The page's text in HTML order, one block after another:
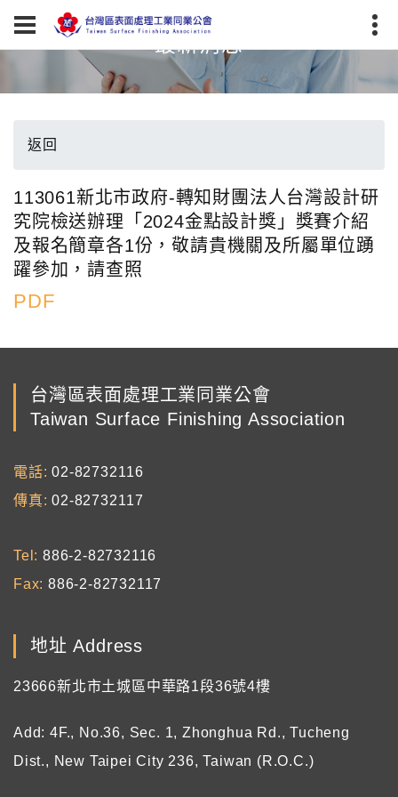
最新消息
返回
113061新北市政府-轉知財團法人台灣設計研
究院檢送辦理「2024金點設計獎」獎賽介紹
及報名簡章各1份，敬請貴機關及所屬單位踴
躍參加，請查照
PDF
台灣區表面處理工業同業公會
Taiwan Surface Finishing Association
電話
02-82732116
傳真
02-82732117
Tel
886-2-82732116
Fax 886-2-82732117
地址 Address
23666新北市土城區中華路1段36號4樓
Add: 4F., No.36, Sec. 1, Zhonghua Rd., Tucheng
Dist., New Taipei City 236, Taiwan (R.O.C.)